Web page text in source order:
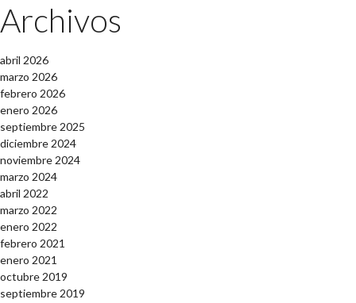
Archivos
abril 2026
marzo 2026
febrero 2026
enero 2026
septiembre 2025
diciembre 2024
noviembre 2024
marzo 2024
abril 2022
marzo 2022
enero 2022
febrero 2021
enero 2021
octubre 2019
septiembre 2019